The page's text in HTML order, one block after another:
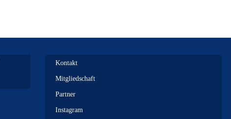
Kontakt
Mitgliedschaft
Partner
Instagram